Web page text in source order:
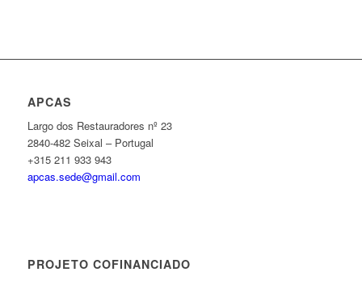
APCAS
Largo dos Restauradores nº 23
2840-482 Seixal – Portugal
+315 211 933 943
apcas.sede@gmail.com
PROJETO COFINANCIADO